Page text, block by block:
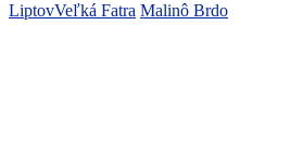
LiptovVeľká Fatra Malinô Brdo